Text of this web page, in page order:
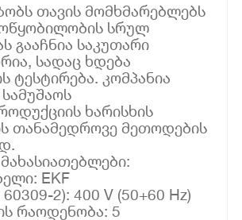
თავის მომხმარებლებს
სრულ
გააჩნია საკუთარი
სადაც ხდება
ტესტირება. კომპანია
ხარისხის
თანამედროვე მეთოდების
EKF
60309-2): 400 V (50+60 Hz)
რაოდენობა: 5